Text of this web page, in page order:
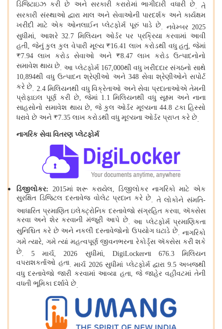
ડિજિટાઇઝ કરી છે અને સરકારી કરારોમાં ભાગીદારી વધારી છે.તે
સરકારી સંસ્થાઓ દ્વારા માલ અને સેવાઓની પારદર્શક અને કાર્યક્ષમ
ખરીદી માટે એક ઓનલાઈન પ્લેટફોર્મ પૂરું પાડે છે. નવેમ્બર 2025
સુધીમાં, આશરે 32.7 મિલિયન ઓર્ડર પર પ્રક્રિયા કરવામાં આવી
હતી, જેનું કુલ કુલ વેપારી મૂલ્ય ₹16.41 લાખ કરોડથી વધુ હતું, જેમાં
₹7.94 લાખ કરોડ સેવાઓ અને ₹8.47 લાખ કરોડ ઉત્પાદનોનો
સમાવેશ થાય છે. આ પ્લેટફોર્મ 167,000થી વધુ ખરીદદાર સંગઠનો સાથે
10,894થી વધુ ઉત્પાદન શ્રેણીઓ અને 348 સેવા શ્રેણીઓને સપોર્ટ
કરે છે. 2.4 મિલિયનથી વધુ વિક્રેતાઓ અને સેવા પ્રદાતાઓએ તેમની
પ્રોફાઇલ પૂર્ણ કરી છે, જેમાં 1.1 મિલિયનથી વધુ સૂક્ષ્મ અને નાના
સાહસોનો સમાવેશ થાય છે, જે કુલ ઓર્ડર મૂલ્યના 44.8 ટકા હિસ્સો
ધરાવે છે અને ₹7.35 લાખ કરોડથી વધુ મૂલ્યના ઓર્ડર પ્રાપ્ત કરે છે.
નાગરિક સેવા વિતરણ પ્લેટફોર્મ
ડિજીલોકર: 2015માં શરૂ કરાયેલ, ડિજીલોકર નાગરિકો માટે એક
સુરક્ષિત ડિજિટલ દસ્તાવેજ વોલેટ પ્રદાન કરે છે. તે લોકોને સંમતિ-
આધારિત પ્રમાણિત ઇલેક્ટ્રોનિક દસ્તાવેજો સંગ્રહિત કરવા, ઍક્સેસ
કરવા અને શેર કરવાની મંજૂરી આપે છે.આ પ્લેટફોર્મ પ્રમાણિકતા
સુનિશ્ચિત કરે છે અને નકલી દસ્તાવેજોનો ઉપયોગ ઘટાડે છે.નાગરિકો
ગમે ત્યારે, ગમે ત્યાં મહત્વપૂર્ણ જીવનભરના રેકોર્ડ્સ ઍક્સેસ કરી શકે
છે.5 માર્ચ, 2026 સુધીમાં, DigiLockerના 676.3 મિલિયન
વપરાશકર્તાઓ હતા. માર્ચ 2026 સુધીમાં પ્લેટફોર્મ દ્વારા 9.5 અબજથી
વધુ દસ્તાવેજો જારી કરવામાં આવ્યા હતા, જે જાહેર વહીવટમાં તેની
વધતી ભૂમિકા દર્શાવે છે.